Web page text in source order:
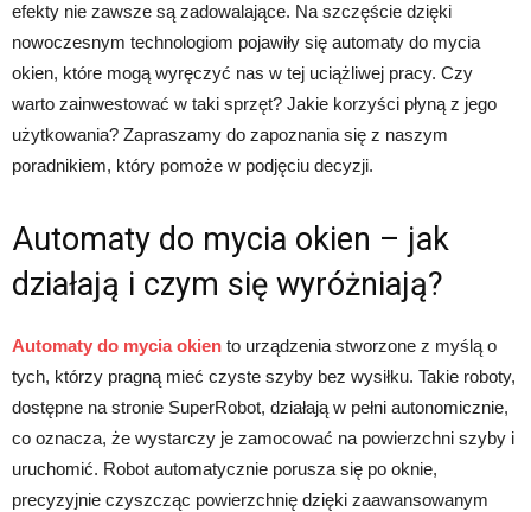
efekty nie zawsze są zadowalające. Na szczęście dzięki
nowoczesnym technologiom pojawiły się automaty do mycia
okien, które mogą wyręczyć nas w tej uciążliwej pracy. Czy
warto zainwestować w taki sprzęt? Jakie korzyści płyną z jego
użytkowania? Zapraszamy do zapoznania się z naszym
poradnikiem, który pomoże w podjęciu decyzji.
Automaty do mycia okien – jak
działają i czym się wyróżniają?
Automaty do mycia okien to urządzenia stworzone z myślą o
tych, którzy pragną mieć czyste szyby bez wysiłku. Takie roboty,
dostępne na stronie SuperRobot, działają w pełni autonomicznie,
co oznacza, że wystarczy je zamocować na powierzchni szyby i
uruchomić. Robot automatycznie porusza się po oknie,
precyzyjnie czyszcząc powierzchnię dzięki zaawansowanym